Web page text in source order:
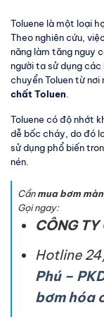
Toluene là một loại
Theo nghiên cứu,
năng làm tăng nguy
người ta sử dụng
chuyển Toluen từ
chất Toluen
Toluene có độ nhớt
dễ bốc cháy, do đó
sử dụng phổ biến
nén.
Cầnmua bơm
Gọi ngay:
CÔNG TY
Hotline
Phú –
bơm hóa